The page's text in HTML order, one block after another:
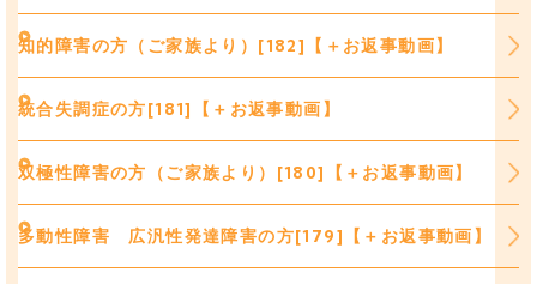
知的障害の方（ご家族より）[182]【＋お返事動画】
統合失調症の方[181]【＋お返事動画】
双極性障害の方（ご家族より）[180]【＋お返事動画】
多動性障害 広汎性発達障害の方[179]【＋お返事動画】